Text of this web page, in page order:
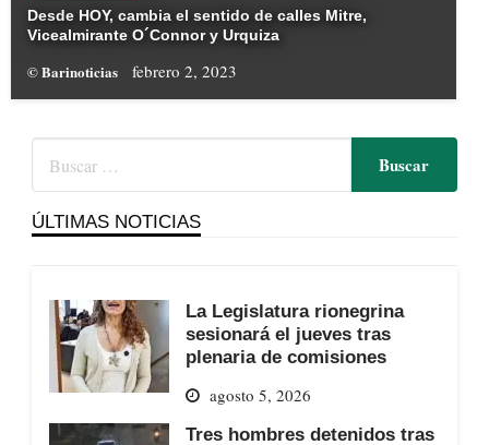
Desde HOY, cambia el sentido de calles Mitre,
Vicealmirante O´Connor y Urquiza
© Barinoticias febrero 2, 2023
ÚLTIMAS NOTICIAS
La Legislatura rionegrina
sesionará el jueves tras
plenaria de comisiones
agosto 5, 2026
Tres hombres detenidos tras